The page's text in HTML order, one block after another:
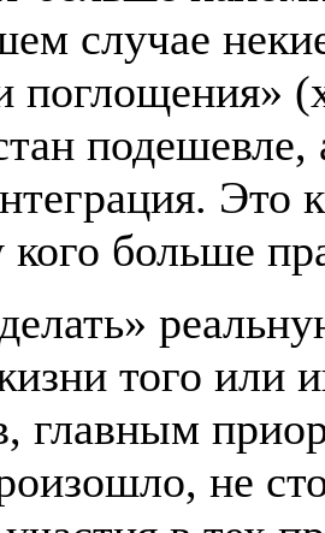
случае
поглощения»
Это
кого больше
того или
главным
не